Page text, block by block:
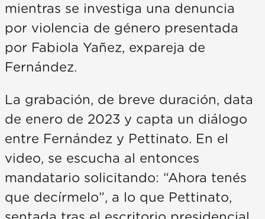
mientras se investiga una denuncia
por violencia de género presentada
por Fabiola Yañez, expareja de
Fernández.
La grabación, de breve duración, data
de enero de 2023 y capta un diálogo
entre Fernández y Pettinato. En el
video, se escucha al entonces
mandatario solicitando: “Ahora tenés
que decírmelo”, a lo que Pettinato,